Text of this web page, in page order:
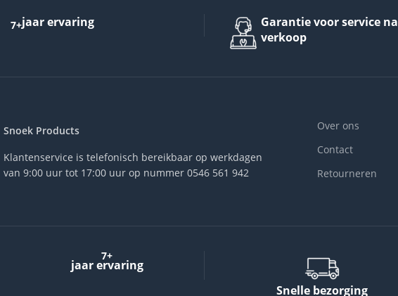
7+jaar ervaring
Garantie voor service na
verkoop
Snoek Products
Klantenservice is telefonisch bereikbaar op werkdagen
van 9:00 uur tot 17:00 uur op nummer 0546 561 942
Over ons
Contact
Retourneren
7+
jaar ervaring
Snelle bezorging